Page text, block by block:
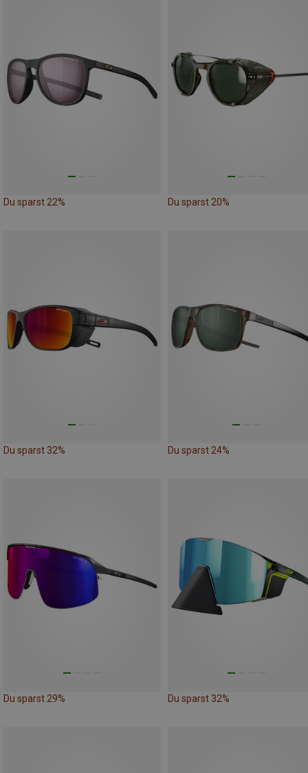
Du sparst 22% Du sparst 20%
Du sparst 32% Du sparst 24%
Du sparst 29% Du sparst 32%